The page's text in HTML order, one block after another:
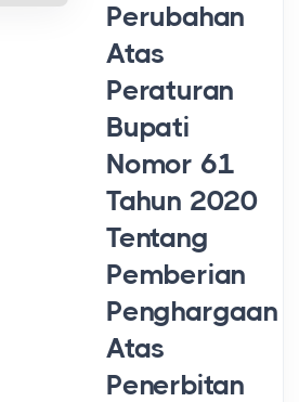
Perubahan
Atas
Peraturan
Bupati
Nomor 61
Tahun 2020
Tentang
Pemberian
Penghargaan
Atas
Penerbitan